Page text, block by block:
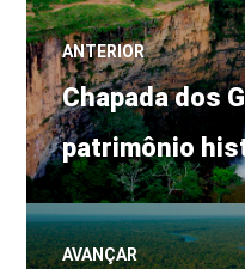
Navegação
de
Post
ANTERIOR
Post
anterior:
Chapada dos
patrimônio
AVANÇAR